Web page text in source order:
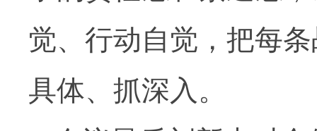
觉、行动自觉，把每
具体、抓深入。